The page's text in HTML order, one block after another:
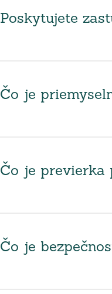
Poskytujete
Čo je
Čo je previerka
Čo je